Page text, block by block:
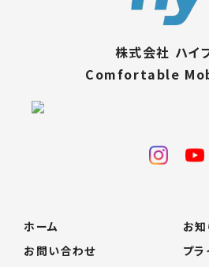
株式会社 ハイ
Comfortable
ホーム
お知
お問い合わせ
プラ